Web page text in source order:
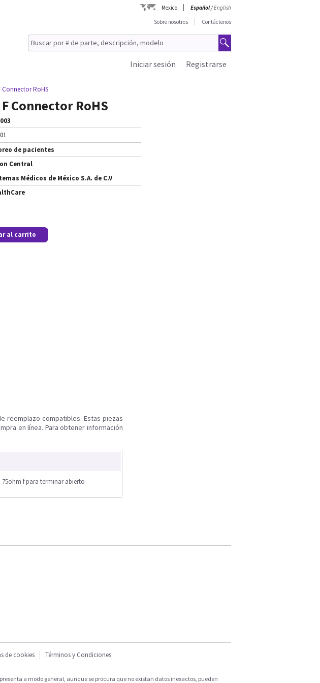
Mexico Español/English
Sobre nosotros
Contáctenos
Registrarse
Iniciar sesión
Connector RoHS
Connector RoHS
de pacientes
Central
Médicos de México S.A. de C.V
al carrito
reemplazo compatibles. Estas piezas
en línea. Para obtener información
f para terminar abierto
de cookies Términos y Condiciones
a modo general, aunque se procura que no existan datos inexactos, pueden